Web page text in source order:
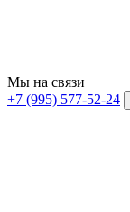
Мы на связи
+7 (995) 577-52-24